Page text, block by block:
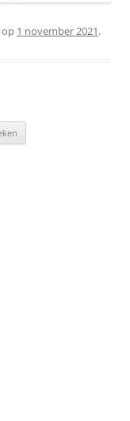
op 1 november 2021.